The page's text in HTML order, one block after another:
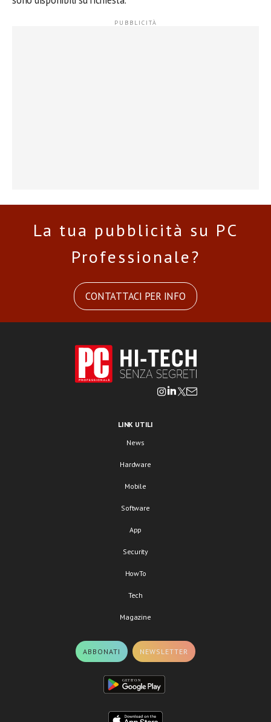
La tua pubblicità su PC
Professionale?
CONTATTACI PER INFO
LINK UTILI
News
Hardware
Mobile
Software
App
Security
HowTo
Tech
Magazine
ABBONATI NEWSLETTER